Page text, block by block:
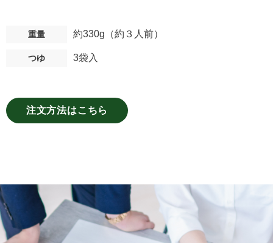
重量 約330g（約３人前）
つゆ 3袋入
注文方法はこちら